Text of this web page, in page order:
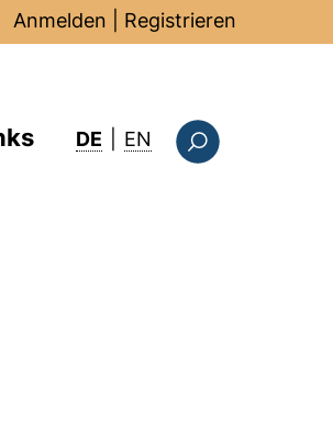
Anmelden Registrieren
DE EN : this page in